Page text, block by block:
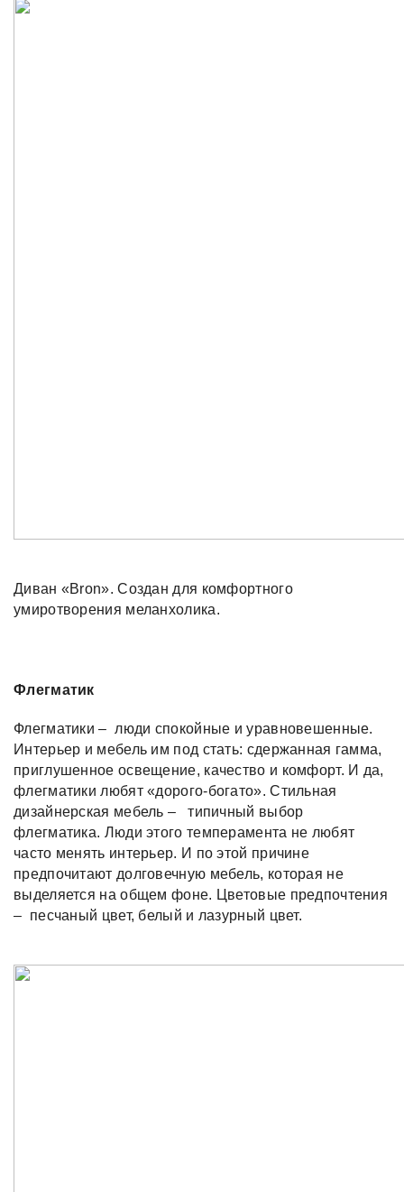
Диван «Bron». Создан для комфортного
умиротворения меланхолика.
Флегматик
Флегматики – люди спокойные и уравновешенные.
Интерьер и мебель им под стать: сдержанная гамма,
приглушенное освещение, качество и комфорт. И да,
флегматики любят «дорого-богато». Стильная
дизайнерская мебель – типичный выбор
флегматика. Люди этого темперамента не любят
часто менять интерьер. И по этой причине
предпочитают долговечную мебель, которая не
выделяется на общем фоне. Цветовые предпочтения
– песчаный цвет, белый и лазурный цвет.